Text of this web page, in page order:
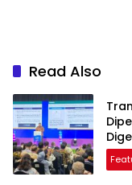
Read Also